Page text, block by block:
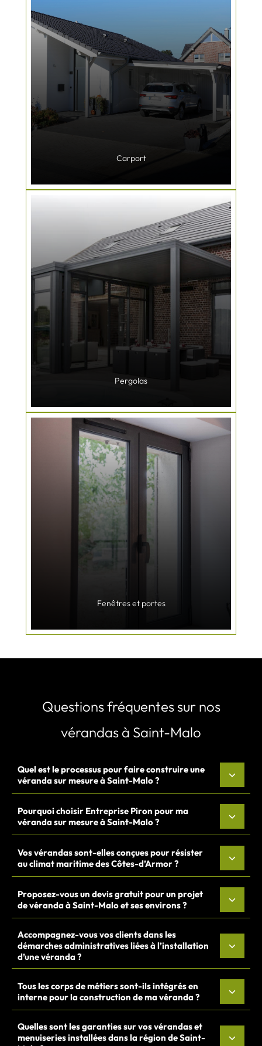
Carport
Pergolas
Fenêtres et portes
Questions fréquentes sur nos
vérandas à Saint-Malo
Quel est le processus pour faire construire une
véranda sur mesure à Saint-Malo ?
Pourquoi choisir Entreprise Piron pour ma
véranda sur mesure à Saint-Malo ?
Vos vérandas sont-elles conçues pour résister
au climat maritime des Côtes-d’Armor ?
Proposez-vous un devis gratuit pour un projet
de véranda à Saint-Malo et ses environs ?
Accompagnez-vous vos clients dans les
démarches administratives liées à l’installation
d’une véranda ?
Tous les corps de métiers sont-ils intégrés en
interne pour la construction de ma véranda ?
Quelles sont les garanties sur vos vérandas et
menuiseries installées dans la région de Saint-